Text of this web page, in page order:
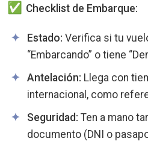
Checklist de Embarque:
Estado: Verifica si tu
“Embarcando” o tiene
Antelación: Llega con
internacional, como
Seguridad: Ten a mano
documento (DNI o